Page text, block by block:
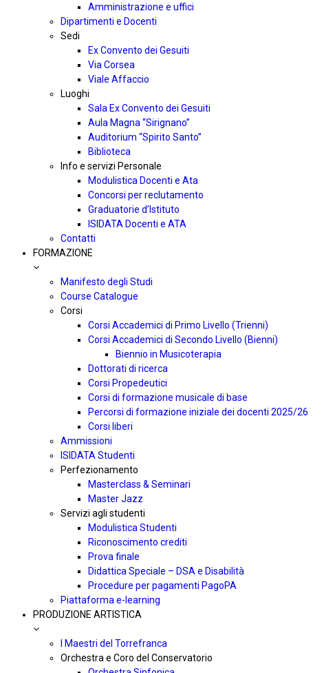
Amministrazione e uffici
Dipartimenti e Docenti
Sedi
Ex Convento dei Gesuiti
Via Corsea
Viale Affaccio
Luoghi
Sala Ex Convento dei Gesuiti
Aula Magna “Sirignano”
Auditorium “Spirito Santo”
Biblioteca
Info e servizi Personale
Modulistica Docenti e Ata
Concorsi per reclutamento
Graduatorie d’Istituto
ISIDATA Docenti e ATA
Contatti
FORMAZIONE
Manifesto degli Studi
Course Catalogue
Corsi
Corsi Accademici di Primo Livello (Trienni)
Corsi Accademici di Secondo Livello (Bienni)
Biennio in Musicoterapia
Dottorati di ricerca
Corsi Propedeutici
Corsi di formazione musicale di base
Percorsi di formazione iniziale dei docenti 2025/26
Corsi liberi
Ammissioni
ISIDATA Studenti
Perfezionamento
Masterclass & Seminari
Master Jazz
Servizi agli studenti
Modulistica Studenti
Riconoscimento crediti
Prova finale
Didattica Speciale – DSA e Disabilità
Procedure per pagamenti PagoPA
Piattaforma e-learning
PRODUZIONE ARTISTICA
I Maestri del Torrefranca
Orchestra e Coro del Conservatorio